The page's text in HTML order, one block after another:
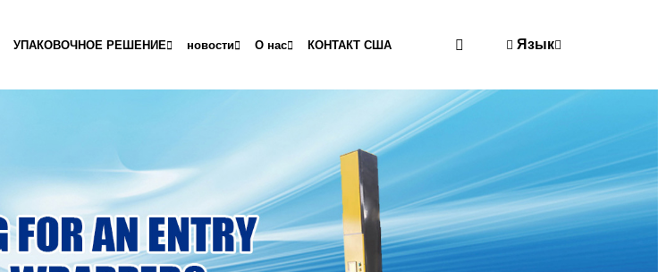
УПАКОВОЧНОЕ РЕШЕНИЕ новости О нас КОНТАКТ США Язык